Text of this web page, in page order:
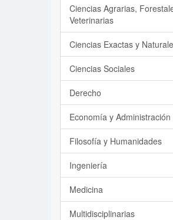
Ciencias Agrarias,
Veterinarias
Ciencias Exactas y
Ciencias Sociales
Derecho
Economía y Administración
Filosofía y Humanidades
Ingeniería
Medicina
Multidisciplinarias